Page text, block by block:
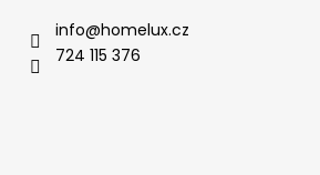
info@homelux.cz
724 115 376